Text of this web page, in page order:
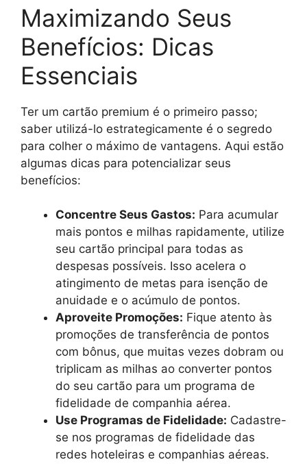
Maximizando Seus
Benefícios: Dicas
Essenciais
Ter um cartão premium é o primeiro passo;
saber utilizá-lo estrategicamente é o segredo
para colher o máximo de vantagens. Aqui estão
algumas dicas para potencializar seus
benefícios:
Concentre Seus Gastos: Para acumular
mais pontos e milhas rapidamente, utilize
seu cartão principal para todas as
despesas possíveis. Isso acelera o
atingimento de metas para isenção de
anuidade e o acúmulo de pontos.
Aproveite Promoções: Fique atento às
promoções de transferência de pontos
com bônus, que muitas vezes dobram ou
triplicam as milhas ao converter pontos
do seu cartão para um programa de
fidelidade de companhia aérea.
Use Programas de Fidelidade: Cadastre-
se nos programas de fidelidade das
redes hoteleiras e companhias aéreas.